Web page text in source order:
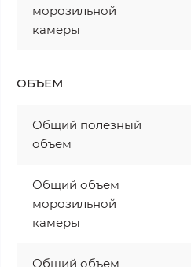
морозильной
камеры
ОБЪЕМ
Общий полезный
объем
Общий объем
морозильной
камеры
Общий объем